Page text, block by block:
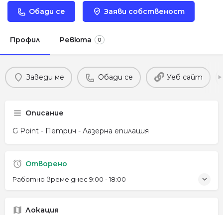
Обади се Заяви собственост
Профил Ревюта 0
Заведи ме Обади се Уеб сайт
Описание
G Point - Петрич - Лазерна епилация
Отворено
Работно време днес 9:00 - 18:00
Локация